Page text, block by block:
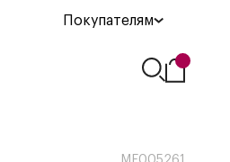
Покупателям